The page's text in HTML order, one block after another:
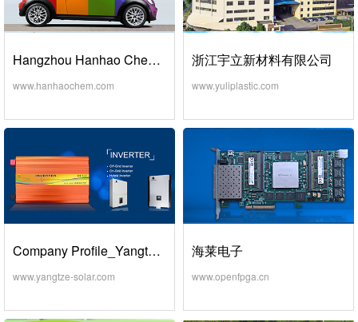
Hangzhou Hanhao Chemical Co.,Ltd
www.hanhaochem.com
浙江宇立新材料有限公司
www.yuliplastic.com
Company Profile_Yangtze Solar Power
www.yangtze-solar.com
海莱电子
www.openfpga.cn